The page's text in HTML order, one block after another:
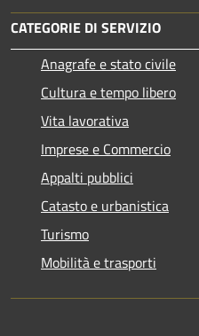
CATEGORIE DI SERVIZIO
Anagrafe e stato civile
Cultura e tempo libero
Vita lavorativa
Imprese e Commercio
Appalti pubblici
Catasto e urbanistica
Turismo
Mobilità e trasporti